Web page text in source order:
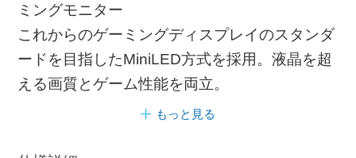
ミングモニター
これからのゲーミングディスプレイのスタンダ
ードを目指したMiniLED方式を採用。液晶を超
える画質とゲーム性能を両立。
もっと見る